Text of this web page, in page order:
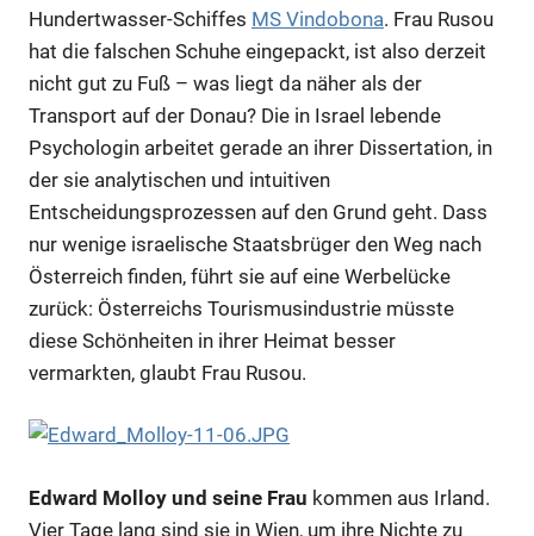
Hundertwasser-Schiffes MS Vindobona. Frau Rusou
hat die falschen Schuhe eingepackt, ist also derzeit
nicht gut zu Fuß – was liegt da näher als der
Transport auf der Donau? Die in Israel lebende
Psychologin arbeitet gerade an ihrer Dissertation, in
der sie analytischen und intuitiven
Entscheidungsprozessen auf den Grund geht. Dass
nur wenige israelische Staatsbrüger den Weg nach
Österreich finden, führt sie auf eine Werbelücke
zurück: Österreichs Tourismusindustrie müsste
diese Schönheiten in ihrer Heimat besser
vermarkten, glaubt Frau Rusou.
Edward Molloy und seine Frau kommen aus Irland.
Vier Tage lang sind sie in Wien, um ihre Nichte zu